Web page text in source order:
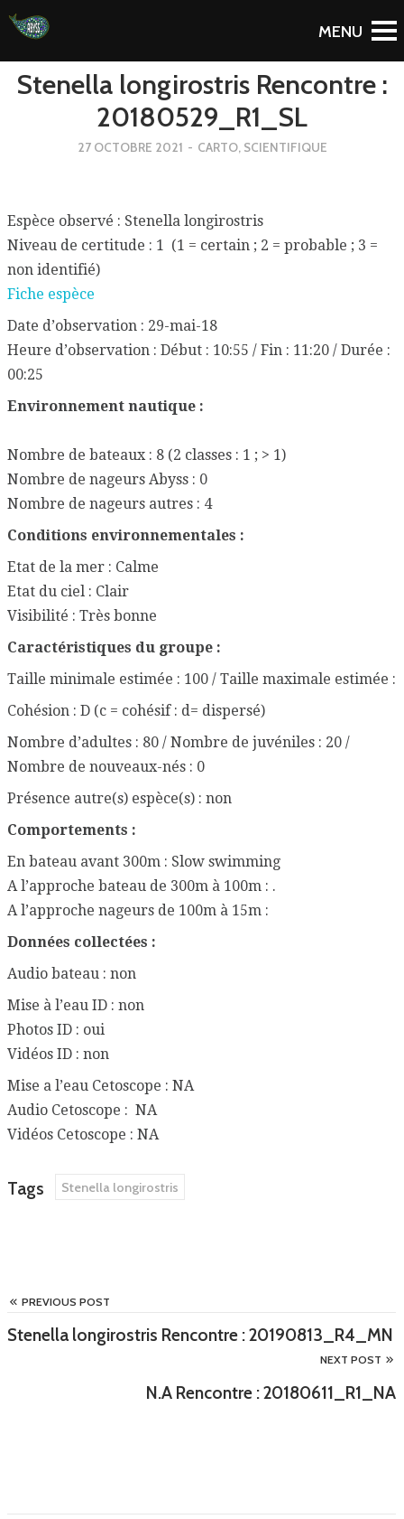
To Blog
Stenella longirostris Rencontre :
20180529_R1_SL
27 OCTOBRE 2021 - CARTO, SCIENTIFIQUE
Espèce observé : Stenella longirostris
Niveau de certitude : 1 (1 = certain ; 2 = probable ; 3 =
non identifié)
Fiche espèce
Date d’observation : 29-mai-18
Heure d’observation : Début : 10:55 / Fin : 11:20 / Durée :
00:25
Environnement nautique :
Nombre de bateaux : 8 (2 classes : 1 ; > 1)
Nombre de nageurs Abyss : 0
Nombre de nageurs autres : 4
Conditions environnementales :
Etat de la mer : Calme
Etat du ciel : Clair
Visibilité : Très bonne
Caractéristiques du groupe :
Taille minimale estimée : 100 / Taille maximale estimée :
Cohésion : D (c = cohésif : d= dispersé)
Nombre d’adultes : 80 / Nombre de juvéniles : 20 /
Nombre de nouveaux-nés : 0
Présence autre(s) espèce(s) : non
Comportements :
En bateau avant 300m : Slow swimming
A l’approche bateau de 300m à 100m : .
A l’approche nageurs de 100m à 15m :
Données collectées :
Audio bateau : non
Mise à l’eau ID : non
Photos ID : oui
Vidéos ID : non
Mise a l’eau Cetoscope : NA
Audio Cetoscope : NA
Vidéos Cetoscope : NA
Tags Stenella longirostris
PREVIOUS POST
Stenella longirostris Rencontre : 20190813_R4_MN
NEXT POST
N.A Rencontre : 20180611_R1_NA